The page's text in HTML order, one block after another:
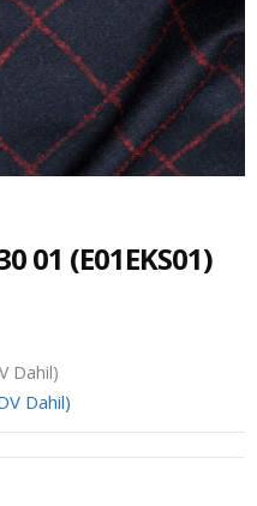
01 (E01EKS01)
Dahil)
Dahil)